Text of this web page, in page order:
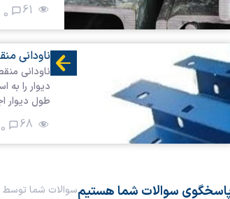
61
0
ناودانی
دیوار را
طول دیوار
68
0
سوالات شما هستیمسوالات شما توسط